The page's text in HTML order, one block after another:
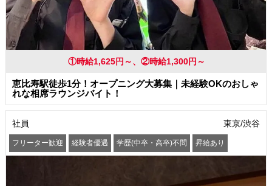
①時給1,625円～、②時給1,300円～
恵比寿駅徒歩1分！オープニング大募集｜未経験OKのおしゃ
れな相席ラウンジバイト！
社員 東京/渋谷
フリーター歓迎 経験者優遇 学歴(中卒・高卒)不問 昇給あり